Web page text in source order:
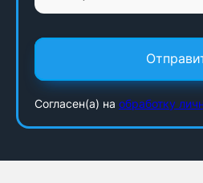
Согласен(а) на обработку